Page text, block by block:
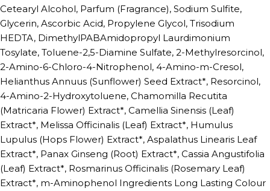
Cetearyl Alcohol, Parfum (Fragrance), Sodium Sulfite,
Glycerin, Ascorbic Acid, Propylene Glycol, Trisodium
HEDTA, DimethylPABAmidopropyl Laurdimonium
Tosylate, Toluene-2,5-Diamine Sulfate, 2-Methylresorcinol,
2-Amino-6-Chloro-4-Nitrophenol, 4-Amino-m-Cresol,
Helianthus Annuus (Sunflower) Seed Extract*, Resorcinol,
4-Amino-2-Hydroxytoluene, Chamomilla Recutita
(Matricaria Flower) Extract*, Camellia Sinensis (Leaf)
Extract*, Melissa Officinalis (Leaf) Extract*, Humulus
Lupulus (Hops Flower) Extract*, Aspalathus Linearis Leaf
Extract*, Panax Ginseng (Root) Extract*, Cassia Angustifolia
(Leaf) Extract*, Rosmarinus Officinalis (Rosemary Leaf)
Extract*, m-Aminophenol Ingredients Long Lasting Colour